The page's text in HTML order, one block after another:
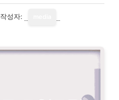
작성자: